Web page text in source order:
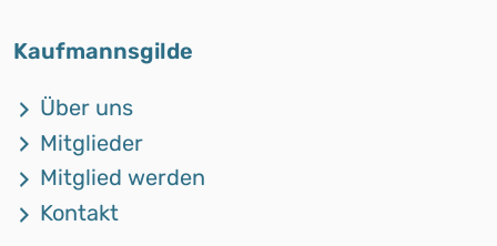
Kaufmannsgilde
Über uns
Mitglieder
Mitglied werden
Kontakt